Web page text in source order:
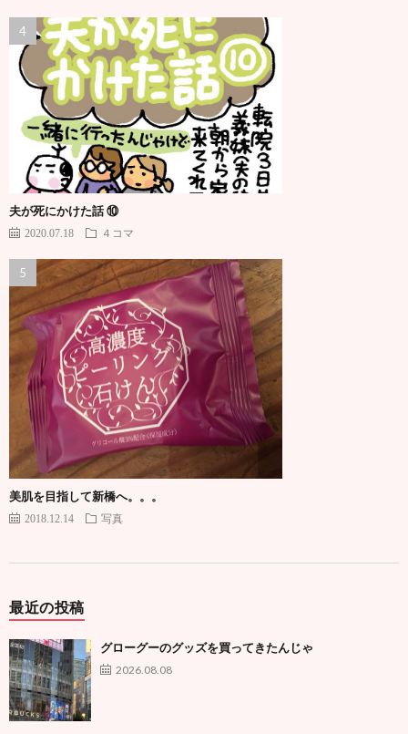
夫が死にかけた話 ⑩
2020.07.18 ４コマ
美肌を目指して新橋へ。。。
2018.12.14 写真
最近の投稿
グローグーのグッズを買ってきたんじゃ
2026.08.08